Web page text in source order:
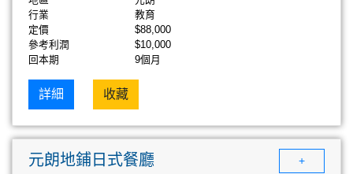
行業
教育
定價
$88,000
參考利潤
$10,000
回本期
9個月
詳細 收藏
元朗地鋪日式餐廳 +